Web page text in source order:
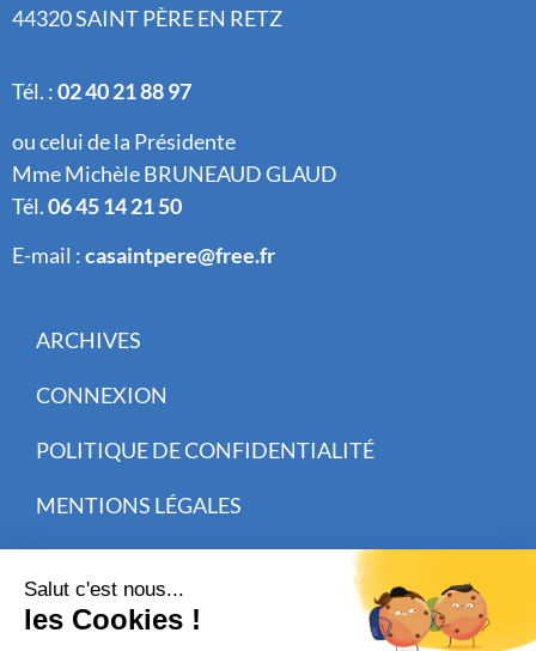
44320 SAINT PÈRE EN RETZ
Tél. :02 40 21 88 97
ou celui de la Présidente
Mme Michèle BRUNEAUD GLAUD
Tél.06 45 14 21 50
E-mail :casaintpere@free.fr
ARCHIVES
CONNEXION
POLITIQUE DE CONFIDENTIALITÉ
MENTIONS LÉGALES
INSCRIVEZ-VOUS À NOTRE NEWSLETTER